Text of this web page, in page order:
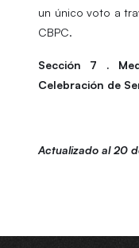
un único voto a
CBPC.
Sección 7 .
Celebración de
Actualizado al 20